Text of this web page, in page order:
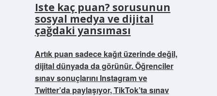
Iste kaç puan?sorusunun
sosyal medya ve dijital
çağdaki yansıması
Artık puan sadece kağıt üzerinde değil,
dijital dünyada da görünür. Öğrenciler
sınav sonuçlarını Instagram ve
Twitter’da paylaşıyor, TikTok’ta sınav